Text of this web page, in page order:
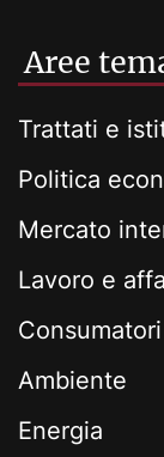
Aree
Trattati e
Politica
Mercato
Lavoro e
Ambiente
Energia